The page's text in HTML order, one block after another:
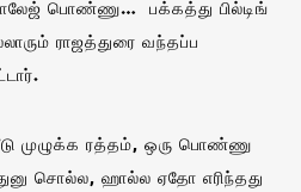
பொண்ணு… பக்கத்து பில்டிங்
ராஜத்துரை வந்தப்ப
முழுக்க ரத்தம், ஒரு பொண்ணு
சொல்ல, ஹால்ல ஏதோ எரிந்தது